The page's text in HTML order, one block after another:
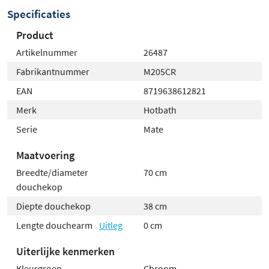
Verkrijgbaar in meerdere
afwerkingen
chroomvoor een klassieke, spiegelende uitstraling, of in
geborsteld nikkel
voor een moderne, matte look. Beide
afwerkingen zijn duurzaam en eenvoudig schoon te
houden, waardoor je hoofddouche er altijd als nieuw
Specificaties
Product
Artikelnummer
26487
Fabrikantnummer
M205CR
EAN
8719638612821
Merk
Hotbath
Serie
Mate
Maatvoering
Breedte/diameter
douchekop
70 cm
Diepte douchekop
38 cm
Lengte douchearm
Uitleg 0 cm
Uiterlijke kenmerken